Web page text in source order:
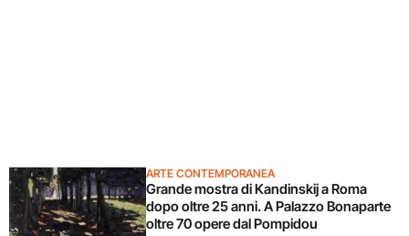
ARTE CONTEMPORANEA
Grande mostra di Kandinskij a Roma
dopo oltre 25 anni. A Palazzo Bonaparte
oltre 70 opere dal Pompidou